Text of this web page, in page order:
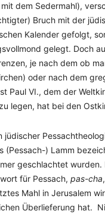
dem Sedermahl),
Bruch mit der
Kalender gefolgt,
gelegt. Doch
je nach dem ob
oder nach dem
Paul VI., dem der
legen, hat bei den
jüdischer
(Pessach-) Lamm
geschlachtet
für Pessach, pas-cha
Mahl in Jerusalem
Überlieferung hat.